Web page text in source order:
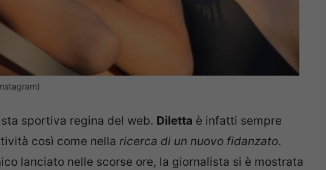
sportiva regina del web. Diletta è infatti sempre
così come nella ricerca di un nuovo fidanzato.
lanciato nelle scorse ore, la giornalista si è mostrata